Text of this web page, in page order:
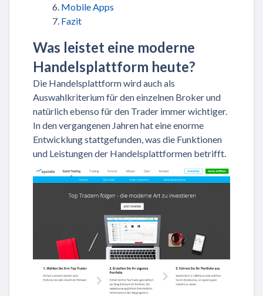
Mobile Apps
Fazit
Was leistet eine moderne
Handelsplattform heute?
Die Handelsplattform wird auch als
Auswahlkriterium für den einzelnen Broker und
natürlich ebenso für den Trader immer wichtiger.
In den vergangenen Jahren hat eine enorme
Entwicklung stattgefunden, was die Funktionen
und Leistungen der Handelsplattformen betrifft.